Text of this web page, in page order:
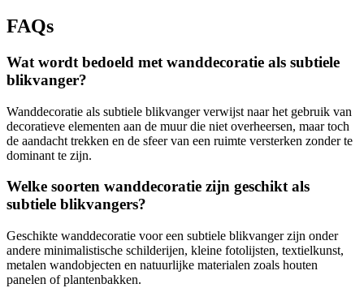
FAQs
Wat wordt bedoeld met wanddecoratie als subtiele
blikvanger?
Wanddecoratie als subtiele blikvanger verwijst naar het gebruik van
decoratieve elementen aan de muur die niet overheersen, maar toch
de aandacht trekken en de sfeer van een ruimte versterken zonder te
dominant te zijn.
Welke soorten wanddecoratie zijn geschikt als
subtiele blikvangers?
Geschikte wanddecoratie voor een subtiele blikvanger zijn onder
andere minimalistische schilderijen, kleine fotolijsten, textielkunst,
metalen wandobjecten en natuurlijke materialen zoals houten
panelen of plantenbakken.